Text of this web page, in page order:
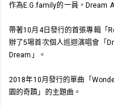
作為E.G.family的一員，Dream
帶著10月4日發行的首張專輯「
辦了5場首次個人巡迴演唱會「
Dream」。
2018年10月發行的單曲「
園的奇蹟」的主題曲。